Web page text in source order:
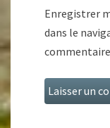
Enregistrer
dans le